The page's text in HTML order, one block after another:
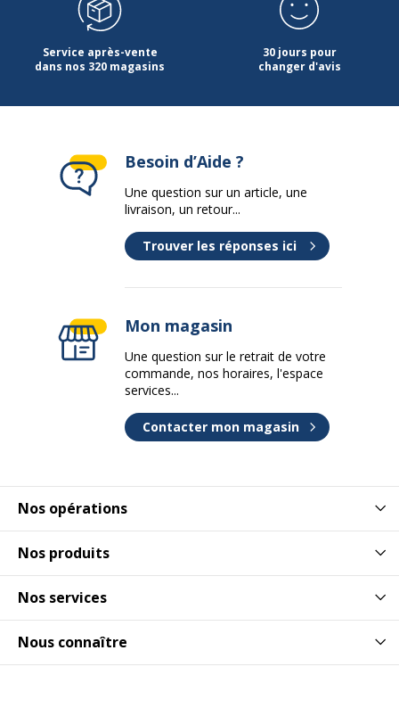
Service après-vente
dans nos 320 magasins
30 jours pour
changer d'avis
Nos opérations
Nos produits
Nos services
Nous connaître
Besoin d’Aide ?
Une question sur un article, une
livraison, un retour...
Trouver les réponses ici
Mon magasin
Une question sur le retrait de votre
commande, nos horaires, l'espace
services...
Contacter mon magasin